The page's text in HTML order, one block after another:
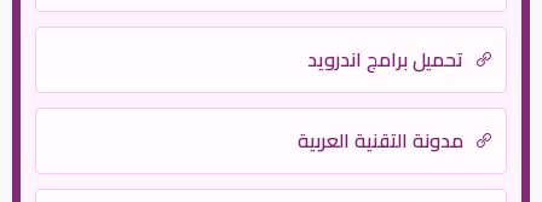
تحميل برامج اندرويد
مدونة التقنية العربية